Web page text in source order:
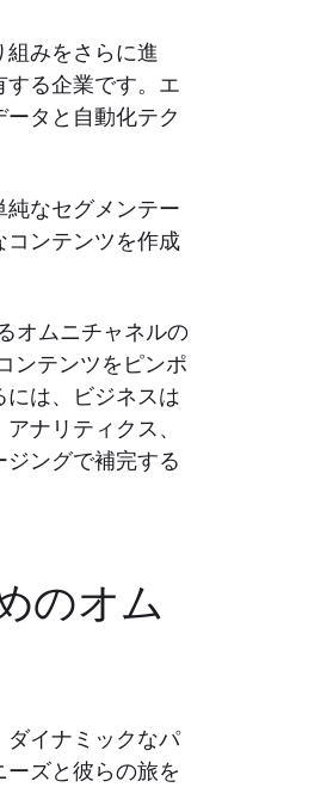
みをさらに進
る企業です。エ
タと自動化テク
なセグメンテー
ンテンツを作成
オムニチャネルの
ンテンツをピンポ
は、ビジネスは
ナリティクス、
ングで補完する
のオム
ダイナミックなパ
ズと彼らの旅を